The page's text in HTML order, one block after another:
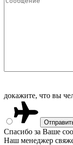
докажите, что вы
Спасибо за Ваше
Наш менеджер